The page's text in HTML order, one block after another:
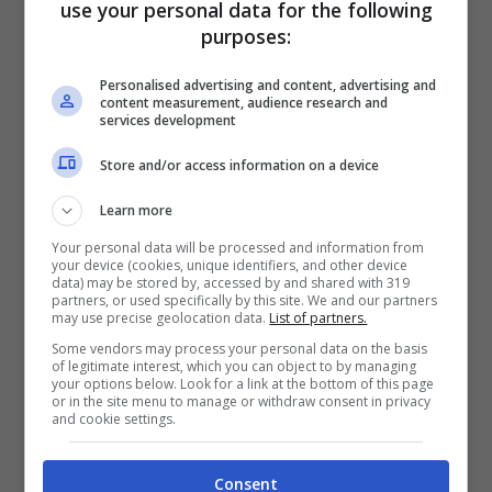
mezza giornata si possono fare tante cose:
da una maratona, ad una immersione, ad
una partita di Risiko o di Monopoli, fino alla
conoscenza di tante persone e perché no,
anche quella che potrebbe diventare la
propria dolce metà.
Il gruppo italiano, invece, le ha usate per
intrattenere il proprio pubblico al Teatro
dell’Elfo di Milano presentandoun’infinita
versione del loro brano “Ti Amo”. Il
risultato? Si è aggiudicato il record per la
canzone più lunga mai suonata prima
use your personal data for the following
purposes:
Personalised advertising and content, advertising and
content measurement, audience research and
services development
Store and/or access information on a device
Learn more
Your personal data will be processed and information from
your device (cookies, unique identifiers, and other device
data) may be stored by, accessed by and shared with 319
partners, or used specifically by this site. We and our partners
may use precise geolocation data. List of partners.
Some vendors may process your personal data on the basis
of legitimate interest, which you can object to by managing
your options below. Look for a link at the bottom of this page
or in the site menu to manage or withdraw consent in privacy
and cookie settings.
Consent